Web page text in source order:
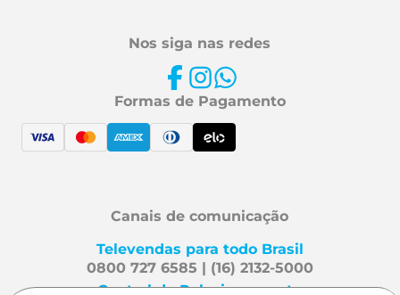
Nos siga nas redes
Formas de Pagamento
Canais de comunicação
Televendas para todo Brasil
0800 727 6585 | (16) 2132-5000
Central de Relacionamento